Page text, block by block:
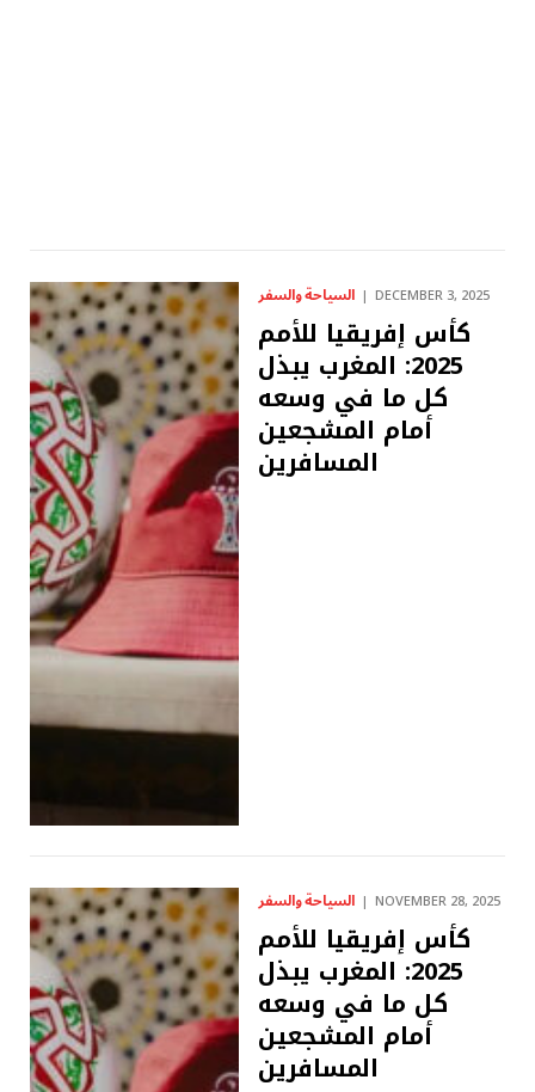
السياحة والسفر DECEMBER 3, 2025
كأس إفريقيا للأمم
2025: المغرب يبذل
كل ما في وسعه
أمام المشجعين
المسافرين
السياحة والسفر NOVEMBER 28, 2025
كأس إفريقيا للأمم
2025: المغرب يبذل
كل ما في وسعه
أمام المشجعين
المسافرين